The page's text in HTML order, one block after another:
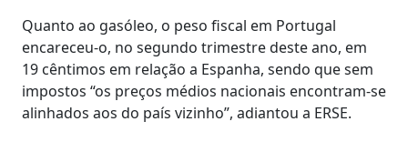
Quanto ao gasóleo, o peso fiscal em Portugal
encareceu-o, no segundo trimestre deste ano, em
19 cêntimos em relação a Espanha, sendo que sem
impostos “os preços médios nacionais encontram-se
alinhados aos do país vizinho”, adiantou a ERSE.